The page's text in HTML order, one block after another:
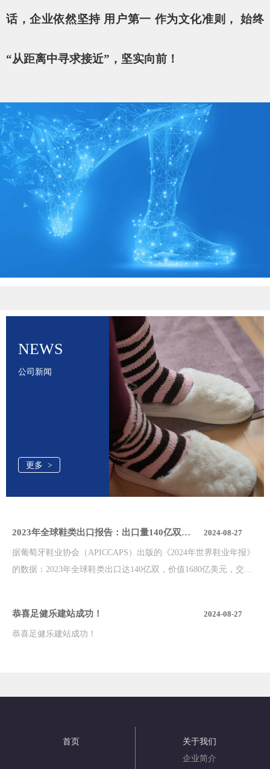
话，企业依然坚持 用户第一 作为文化准则， 始终
“从距离中寻求接近”，坚实向前！
NEWS
公司新闻
更多 >
2023年全球鞋类出口报告：出口量140亿双，
2024-08-27
据葡萄牙鞋业协会（APICCAPS）出版的《2024年世界鞋业年报》
的数据：2023年全球鞋类出口达140亿双，价值1680亿美元，交易
恭喜足健乐建站成功！ 2024-08-27
恭喜足健乐建站成功！
首页
关于我们
企业简介